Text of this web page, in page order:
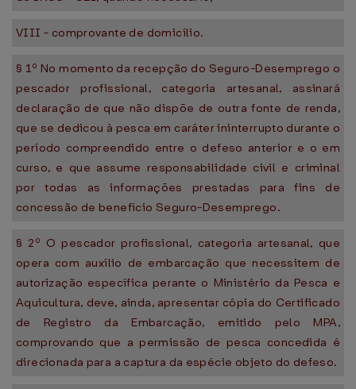
VIII - comprovante de domicílio.
§ 1º No momento da recepção do Seguro-Desemprego o
pescador profissional, categoria artesanal, assinará
declaração de que não dispõe de outra fonte de renda,
que se dedicou à pesca em caráter ininterrupto durante o
período compreendido entre o defeso anterior e o em
curso, e que assume responsabilidade civil e criminal
por todas as informações prestadas para fins de
concessão de benefício Seguro-Desemprego.
§ 2º O pescador profissional, categoria artesanal, que
opera com auxílio de embarcação que necessitem de
autorização específica perante o Ministério da Pesca e
Aquicultura, deve, ainda, apresentar cópia do Certificado
de Registro da Embarcação, emitido pelo MPA,
comprovando que a permissão de pesca concedida é
direcionada para a captura da espécie objeto do defeso.